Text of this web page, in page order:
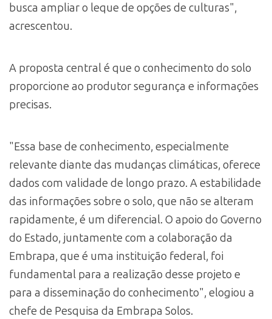
busca ampliar o leque de opções de culturas",
acrescentou.
A proposta central é que o conhecimento do solo
proporcione ao produtor segurança e informações
precisas.
"Essa base de conhecimento, especialmente
relevante diante das mudanças climáticas, oferece
dados com validade de longo prazo. A estabilidade
das informações sobre o solo, que não se alteram
rapidamente, é um diferencial. O apoio do Governo
do Estado, juntamente com a colaboração da
Embrapa, que é uma instituição federal, foi
fundamental para a realização desse projeto e
para a disseminação do conhecimento", elogiou a
chefe de Pesquisa da Embrapa Solos.